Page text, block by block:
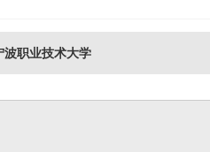
波职业技术大学